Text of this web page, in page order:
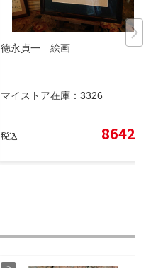
徳永貞一 絵画
マイストア在庫： 3326
税込 8642